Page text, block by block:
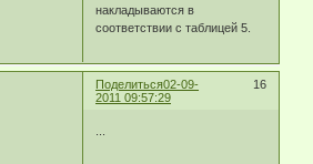
накладываются в
соответствии с таблицей 5.
Поделиться 16
02-09-
2011 09:57:29